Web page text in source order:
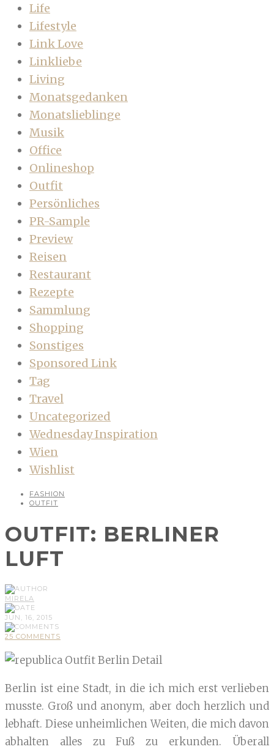
Life
Lifestyle
Link Love
Linkliebe
Living
Monatsgedanken
Monatslieblinge
Musik
Office
Onlineshop
Outfit
Persönliches
PR-Sample
Preview
Reisen
Restaurant
Rezepte
Sammlung
Shopping
Sonstiges
Sponsored Link
Tag
Travel
Uncategorized
Wednesday Inspiration
Wien
Wishlist
FASHION
OUTFIT
OUTFIT: BERLINER
LUFT
MIRELA
JUN, 16, 2015
25 COMMENTS
Berlin ist eine Stadt, in die ich mich erst verlieben
musste. Groß und anonym, aber doch herzlich und
lebhaft. Diese unheimlichen Weiten, die mich davon
abhalten alles zu Fuß zu erkunden. Überall